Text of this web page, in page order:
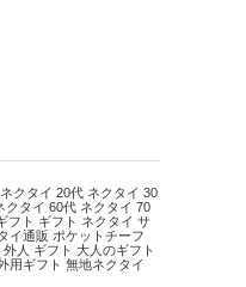
クタイ 20代 ネクタイ 30
クタイ 60代 ネクタイ 70
フト ギフト ネクタイ サ
イ通販 ポケットチーフ
外人 ギフト 大人のギフト
用ギフト 無地ネクタイ